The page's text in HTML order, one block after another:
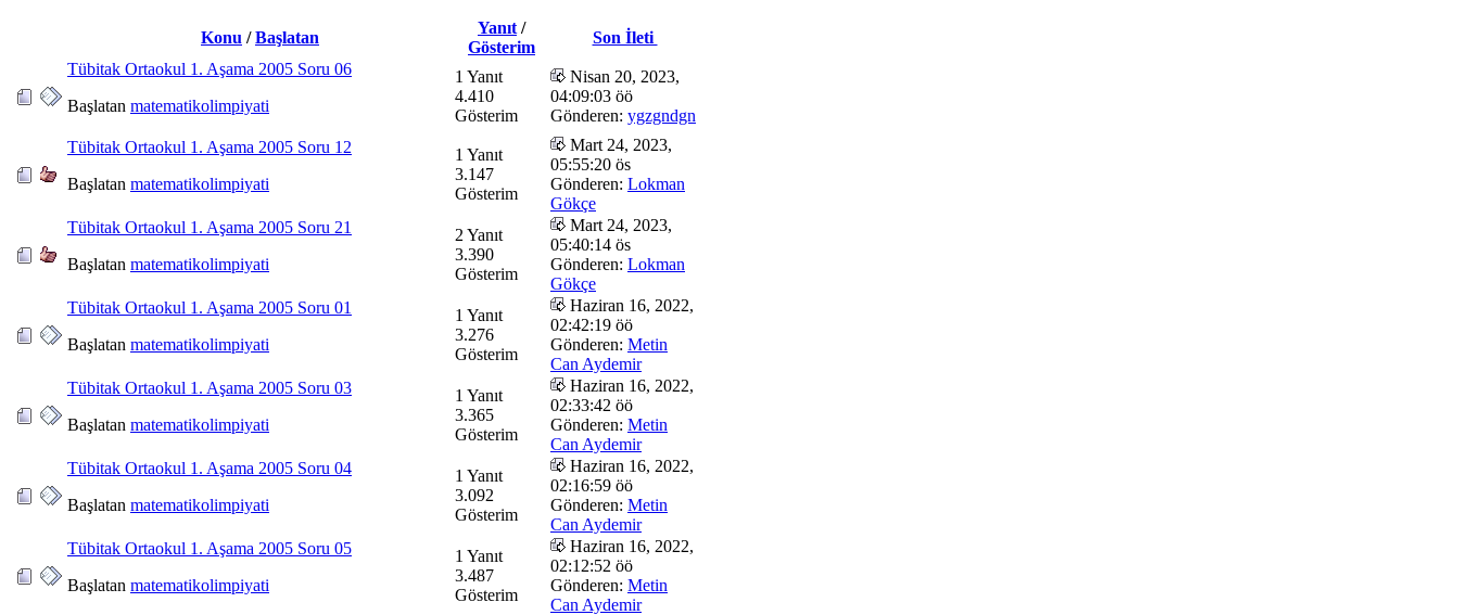
Konu /Başlatan
Yanıt /
Gösterim
Son İleti
Tübitak Ortaokul 1. Aşama 2005 Soru 06
Başlatan matematikolimpiyati
1 Yanıt
4.410
Gösterim
Nisan 20, 2023,
04:09:03 öö
Gönderen: ygzgndgn
Tübitak Ortaokul 1. Aşama 2005 Soru 12
Başlatan matematikolimpiyati
1 Yanıt
3.147
Gösterim
Mart 24, 2023,
05:55:20 ös
Gönderen: Lokman
Gökçe
Tübitak Ortaokul 1. Aşama 2005 Soru 21
Başlatan matematikolimpiyati
2 Yanıt
3.390
Gösterim
Mart 24, 2023,
05:40:14 ös
Gönderen: Lokman
Gökçe
Tübitak Ortaokul 1. Aşama 2005 Soru 01
Başlatan matematikolimpiyati
1 Yanıt
3.276
Gösterim
Haziran 16, 2022,
02:42:19 öö
Gönderen: Metin
Can Aydemir
Tübitak Ortaokul 1. Aşama 2005 Soru 03
Başlatan matematikolimpiyati
1 Yanıt
3.365
Gösterim
Haziran 16, 2022,
02:33:42 öö
Gönderen: Metin
Can Aydemir
Tübitak Ortaokul 1. Aşama 2005 Soru 04
Başlatan matematikolimpiyati
1 Yanıt
3.092
Gösterim
Haziran 16, 2022,
02:16:59 öö
Gönderen: Metin
Can Aydemir
Tübitak Ortaokul 1. Aşama 2005 Soru 05
Başlatan matematikolimpiyati
1 Yanıt
3.487
Gösterim
Haziran 16, 2022,
02:12:52 öö
Gönderen: Metin
Can Aydemir